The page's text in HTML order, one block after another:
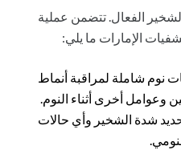
الفعال. تتضمن عملية
الإمارات ما يلي:
نوم شاملة لمراقبة أنماط
وعوامل أخرى أثناء النوم.
شدة الشخير وأي حالات